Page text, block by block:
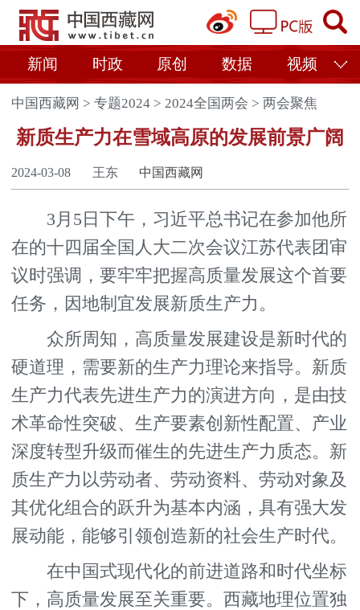
新闻 时政 原创 数据 视频
中国西藏网 >专题2024 >2024全国两会 > 两会聚焦
新质生产力在雪域高原的发展前景广阔
2024-03-08 王东 中国西藏网
3月5日下午，习近平总书记在参加他所
在的十四届全国人大二次会议江苏代表团审
议时强调，要牢牢把握高质量发展这个首要
任务，因地制宜发展新质生产力。
众所周知，高质量发展建设是新时代的
硬道理，需要新的生产力理论来指导。新质
生产力代表先进生产力的演进方向，是由技
术革命性突破、生产要素创新性配置、产业
深度转型升级而催生的先进生产力质态。新
质生产力以劳动者、劳动资料、劳动对象及
其优化组合的跃升为基本内涵，具有强大发
展动能，能够引领创造新的社会生产时代。
在中国式现代化的前进道路和时代坐标
下，高质量发展至关重要。西藏地理位置独